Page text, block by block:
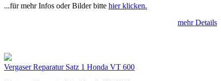
...für mehr Infos oder Bilder bitte hier klicken.
mehr Details
Vergaser Reparatur Satz 1 Honda VT 600